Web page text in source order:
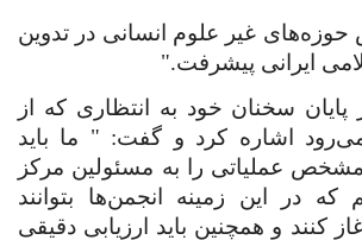
حوزه‌های غیر علوم انسانی در تدوین
ایرانی پیشرفت."
پایان سخنان خود به انتظاری که از
اشاره کرد و گفت: " ما باید
عملیاتی را به مسئولین مرکز
که در این زمینه انجمن‌ها بتوانند
کنند و همچنین باید ارزیابی دقیقی